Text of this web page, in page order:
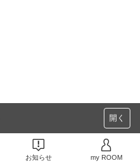
開く
お知らせ my ROOM